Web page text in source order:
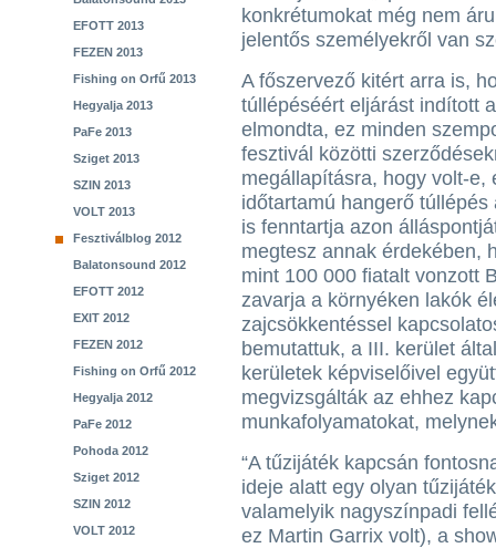
EFOTT 2013
FEZEN 2013
Fishing on Orfű 2013
Hegyalja 2013
PaFe 2013
Sziget 2013
SZIN 2013
VOLT 2013
Fesztiválblog 2012
Balatonsound 2012
EFOTT 2012
EXIT 2012
FEZEN 2012
Fishing on Orfű 2012
Hegyalja 2012
PaFe 2012
Pohoda 2012
Sziget 2012
SZIN 2012
VOLT 2012
konkrétumokat még nem
jelentős személyekről van
A főszervező kitért arra is,
túllépéséért eljárást indított
elmondta, ez minden
fesztivál közötti
megállapításra, hogy volt-e,
időtartamú hangerő
is fenntartja azon
megtesz annak érdekében,
mint 100 000 fiatalt vonzott
zavarja a környéken lakók
zajcsökkentéssel
bemutattuk, a III. kerület
kerületek képviselőivel
megvizsgálták az ehhez
munkafolyamatokat,
“A tűzijáték kapcsán
ideje alatt egy olyan
valamelyik nagyszínpadi
ez Martin Garrix volt), a